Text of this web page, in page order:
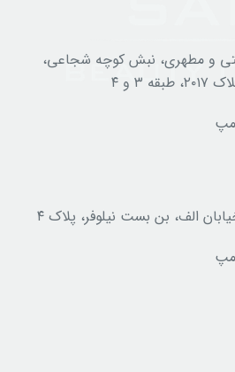
و مطهری، نبش کوچه شجاعی،
۳ و ۴
الف، بن بست نیلوفر، پلاک ۴